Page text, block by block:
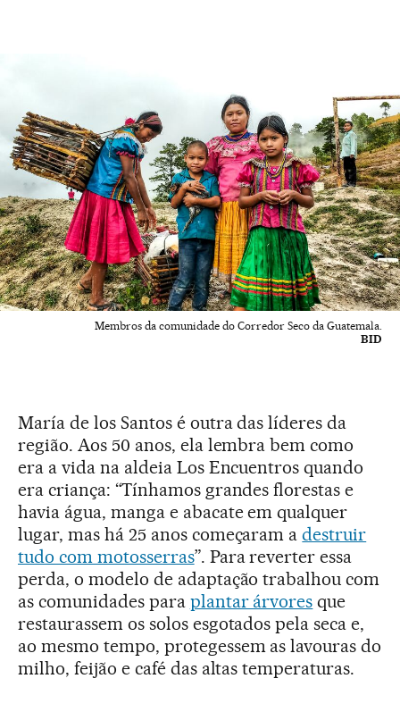
Membros da comunidade do Corredor Seco da Guatemala.
BID
María de los Santos é outra das líderes da
região. Aos 50 anos, ela lembra bem como
era a vida na aldeia Los Encuentros quando
era criança: “Tínhamos grandes florestas e
havia água, manga e abacate em qualquer
lugar, mas há 25 anos começaram adestruir
tudo com motosserras”. Para reverter essa
perda, o modelo de adaptação trabalhou com
as comunidades para plantar árvores que
restaurassem os solos esgotados pela seca e,
ao mesmo tempo, protegessem as lavouras do
milho, feijão e café das altas temperaturas.